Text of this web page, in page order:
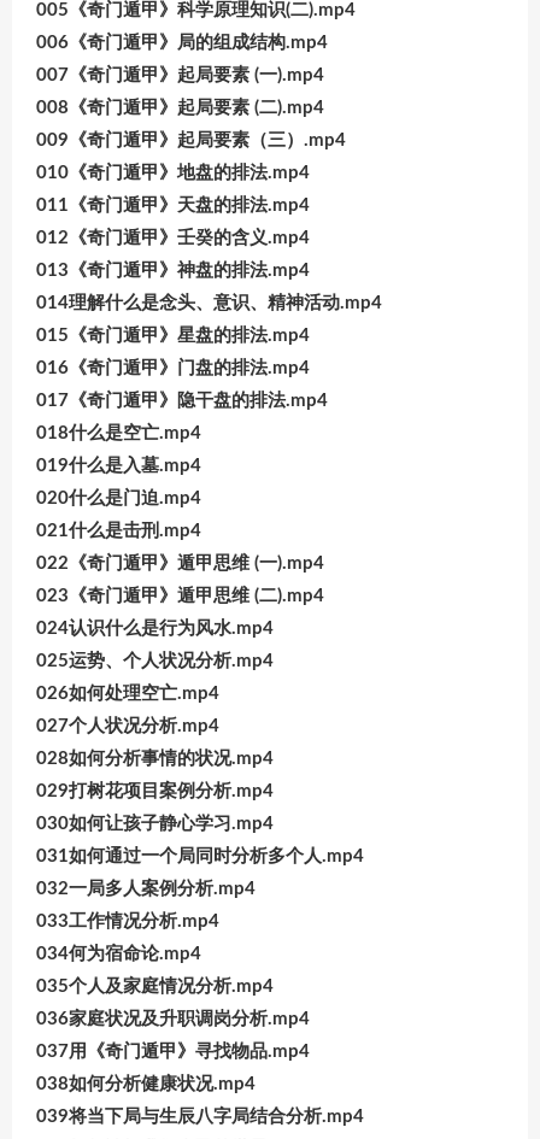
005《奇门遁甲》科学原理知识(二).mp4
006《奇门遁甲》局的组成结构.mp4
007《奇门遁甲》起局要素 (一).mp4
008《奇门遁甲》起局要素 (二).mp4
009《奇门遁甲》起局要素（三）.mp4
010《奇门遁甲》地盘的排法.mp4
011《奇门遁甲》天盘的排法.mp4
012《奇门遁甲》壬癸的含义.mp4
013《奇门遁甲》神盘的排法.mp4
014理解什么是念头、意识、精神活动.mp4
015《奇门遁甲》星盘的排法.mp4
016《奇门遁甲》门盘的排法.mp4
017《奇门遁甲》隐干盘的排法.mp4
018什么是空亡.mp4
019什么是入墓.mp4
020什么是门迫.mp4
021什么是击刑.mp4
022《奇门遁甲》遁甲思维 (一).mp4
023《奇门遁甲》遁甲思维 (二).mp4
024认识什么是行为风水.mp4
025运势、个人状况分析.mp4
026如何处理空亡.mp4
027个人状况分析.mp4
028如何分析事情的状况.mp4
029打树花项目案例分析.mp4
030如何让孩子静心学习.mp4
031如何通过一个局同时分析多个人.mp4
032一局多人案例分析.mp4
033工作情况分析.mp4
034何为宿命论.mp4
035个人及家庭情况分析.mp4
036家庭状况及升职调岗分析.mp4
037用《奇门遁甲》寻找物品.mp4
038如何分析健康状况.mp4
039将当下局与生辰八字局结合分析.mp4